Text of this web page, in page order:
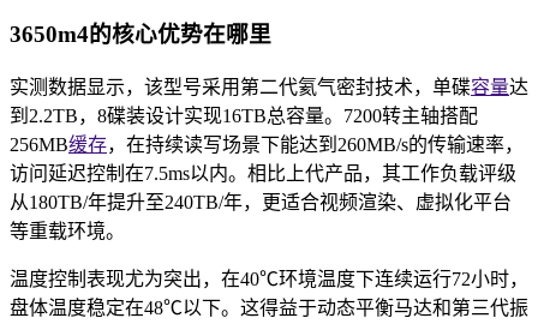
3650m4的核心优势在哪里
实测数据显示，该型号采用第二代氦气密封技术，单碟容量达
到2.2TB，8碟装设计实现16TB总容量。7200转主轴搭配
256MB缓存，在持续读写场景下能达到260MB/s的传输速率，
访问延迟控制在7.5ms以内。相比上代产品，其工作负载评级
从180TB/年提升至240TB/年，更适合视频渲染、虚拟化平台
等重载环境。
温度控制表现尤为突出，在40℃环境温度下连续运行72小时，
盘体温度稳定在48℃以下。这得益于动态平衡马达和第三代振